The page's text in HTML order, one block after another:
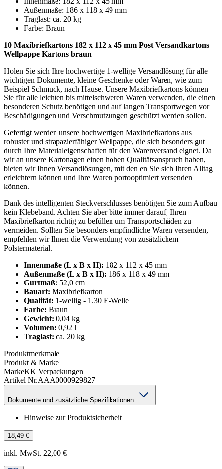
Außenmaße: 186 x 118 x 49 mm
Traglast: ca. 20 kg
Farbe: Braun
10 Maxibriefkartons 182 x 112 x 45 mm Post Versandkartons
Wellpappe Kartons braun
Holen Sie sich Ihre hochwertige 1-wellige Versandlösung für alle
wichtigen Dokumente, kleine Geschenke oder Waren, wie zum
Beispiel Schmuck, nach Hause. Unsere Maxibriefkartons können
Sie für alle leichten bis mittelschweren Waren verwenden, die einen
besonderen Schutz benötigen und auf langen Transportwegen vor
Beschädigungen und Verschmutzungen geschützt werden sollen.
Gefertigt werden unsere hochwertigen Maxibriefkartons aus
robuster und strapazierfähiger Wellpappe, die sich besonders gut
durch Ihre Materialeigenschaften für den Warenversand eignet. Da
wir an unsere Kartonagen einen hohen Qualitätsanspruch haben,
bieten wir Ihnen Versandlösungen, mit den en Sie sich Ihren Alltag
erleichtern können und Ihre Waren portooptimiert versenden
können.
Dank des intelligenten Steckverschlusses benötigen Sie zum Aufbau
kein Klebeband. Achten Sie aber bitte immer darauf, Ihren
Maxibriefkarton richtig zu befüllen um Transportschäden zu
vermeiden. Sollten Sie besonders empfindliche Waren versenden,
empfehlen wir Ihnen die Verwendung von zusätzlichem
Polstermaterial.
Innenmaße (L x B x H): 182 x 112 x 45 mm
Außenmaße (L x B x H): 186 x 118 x 49 mm
Gurtmaß: 52,0 cm
Bauart: Maxibriefkarton
Qualität: 1-wellig - 1.30 E-Welle
Farbe: Braun
Gewicht: 0,04 kg
Volumen: 0,92 l
Traglast: ca. 20 kg
Produktmerkmale
Produkt & Marke
MarkeKK Verpackungen
Artikel Nr.AAA0000929827
Dokumente und zusätzliche Spezifikationen
Hinweise zur Produktsicherheit
18,49 €
inkl. MwSt. 22,00 €